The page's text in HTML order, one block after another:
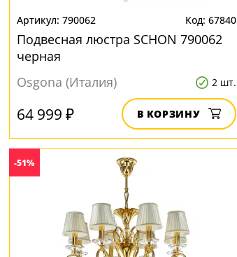
790062 67840
Подвесная люстра SCHON 790062
черная
Osgona (Италия)
2 шт.
64 999 ₽ В КОРЗИНУ
-51%